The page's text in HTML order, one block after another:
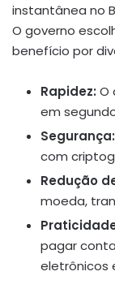
instantânea no
O governo
benefício por
Rapidez: O
em
Segurança:
com
Redução
moeda,
pagar
eletrônicos